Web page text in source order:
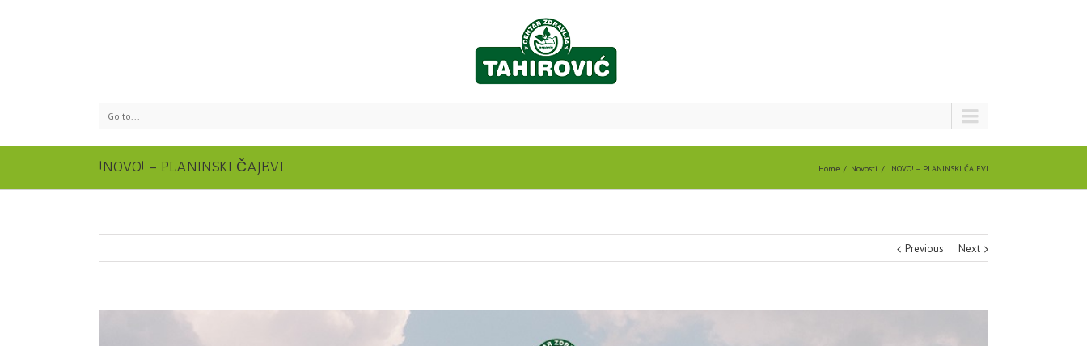
Go to...
!NOVO! – PLANINSKI ČAJEVI Home Novosti !NOVO! – PLANINSKI ČAJEVI
Previous Next